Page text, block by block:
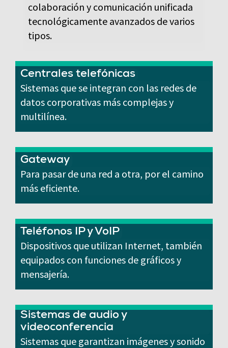
colaboración y comunicación unificada
tecnológicamente avanzados de varios
tipos.
Centrales telefónicas
Sistemas que se integran con las redes de
datos corporativas más complejas y
multilínea.
Gateway
Para pasar de una red a otra, por el camino
más eficiente.
Teléfonos IP y VoIP
Dispositivos que utilizan Internet, también
equipados con funciones de gráficos y
mensajería.
Sistemas de audio y
videoconferencia
Sistemas que garantizan imágenes y sonido